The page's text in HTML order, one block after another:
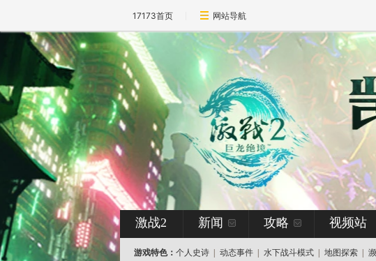
17173首页 网站导航
激战2 新闻 攻略 视频站
游戏特色： 个人史诗 动态事件 水下战斗模式 地图探索